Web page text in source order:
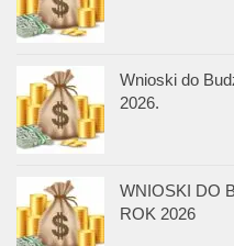
Wnioski do
2026.
WNIOSKI DO
ROK 2026